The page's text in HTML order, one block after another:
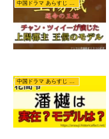
中国ドラマ あらすじ ネタバレ